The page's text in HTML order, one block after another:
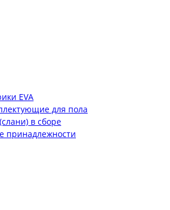
EVA
для пола
в сборе
принадлежности